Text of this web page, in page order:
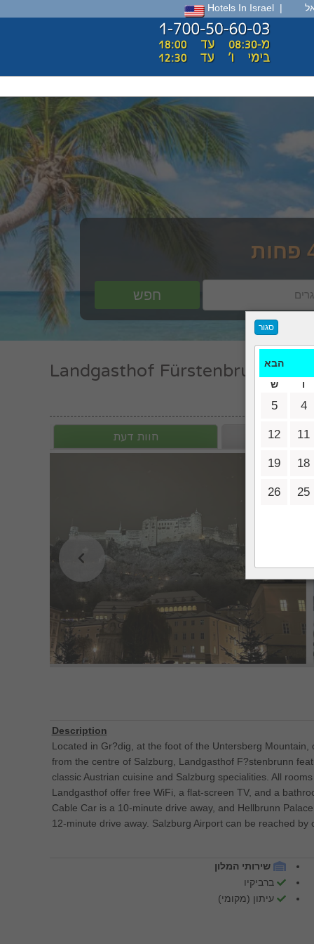
Hotels In Israel|
חפש
Landgasthof Fürstenbrunn
והחדרים חוות דעת
Description
Located in Gr?dig, at the foot of the Untersberg Mountain,
from the centre of Salzburg, Landgasthof F?stenbrunn
classic Austrian cuisine and Salzburg specialities. All
Landgasthof offer free WiFi, a flat-screen TV, and a
Cable Car is a 10-minute drive away, and Hellbrunn
12-minute drive away. Salzburg Airport can be reached by
שירותי המלון
ברביקיו
עיתון (מקומי)
הבא
ו
ש
4
5
11
12
18
19
25
26